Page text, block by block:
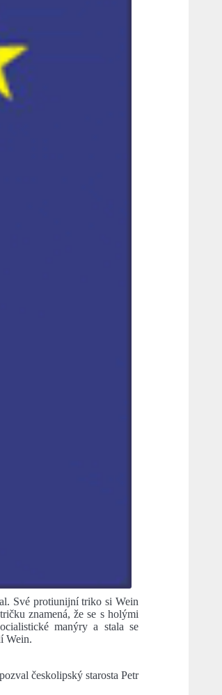
Své protiunijní triko si Wein
znamená, že se s holými
manýry a stala se
Wein.
českolipský starosta Petr